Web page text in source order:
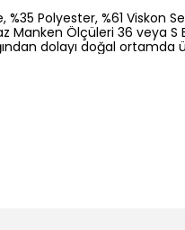
Polyester, %61 Viskon
Manken Ölçüleri 36 veya
dolayı doğal